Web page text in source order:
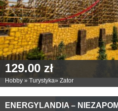
129.00 zł
Hobby » Turystyka» Zator
ENERGYLANDIA –